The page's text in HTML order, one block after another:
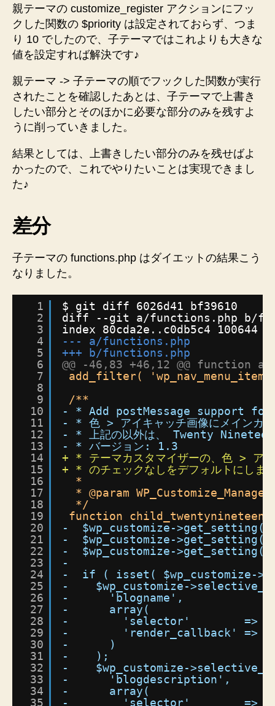
コ
ー
ド
を
リ
ク
タ
リ
グ
し
ト
へ
の
親テーマの customize_register アクションにフッ
クした関数の $priority は設定されておらず、つま
り 10 でしたので、子テーマではこれよりも大きな
値を設定すれば解決です♪
親テーマ -> 子テーマの順でフックした関数が実行
されたことを確認したあとは、子テーマで上書き
したい部分とそのほかに必要な部分のみを残すよ
うに削っていきました。
結果としては、上書きしたい部分のみを残せばよ
かったので、これでやりたいことは実現できまし
た♪
差分
子テーマの functions.php はダイエットの結果こう
なりました。
1
2
3
4
5
6
7
8
9
10
11
12
13
14
15
16
17
18
19
20
21
22
23
24
25
26
27
28
29
30
31
32
33
34
35
$ git diff 6026d41 bf39610
diff --git a/functions.php b/
index 80cda2e..c0db5c4 100644
--- a/functions.php
+++ b/functions.php
@@ -46,83 +46,12 @@ function
add_filter(
/**
- * Add postMessage support
- * 色 > アイキャッチ画像にメインカラ
- * 上記の以外は、 Twenty Nineteen
- * バージョン: 1.3
+ * テーマカスタマイザーの、色 > アイ
+ * のチェックなしをデフォルトにしま
*
* @param
*/
function
-  $wp_customize-
-  $wp_customize-
-  $wp_customize-
-
-  if ( isset( $wp_customize-
-    $wp_customize-
-      'blogname',
-      array(
-        'selector'
-        'render_callback' =>
-      )
-    );
-    $wp_customize-
-      'blogdescription',
-      array(
-        'selector'